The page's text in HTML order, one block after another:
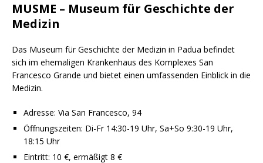
MUSME – Museum für Geschichte der
Medizin
Das Museum für Geschichte der Medizin in Padua befindet
sich im ehemaligen Krankenhaus des Komplexes San
Francesco Grande und bietet einen umfassenden Einblick in die
Medizin.
Adresse: Via San Francesco, 94
Öffnungszeiten: Di-Fr 14:30-19 Uhr, Sa+So 9:30-19 Uhr,
18:15 Uhr
Eintritt: 10 €, ermäßigt 8 €